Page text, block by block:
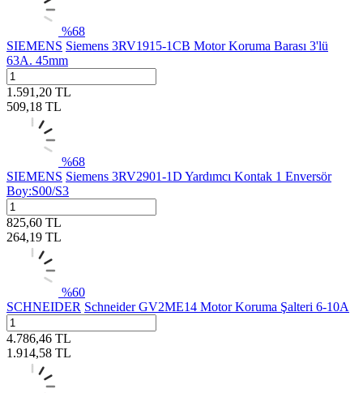
%68
SIEMENS Siemens 3RV1915-1CB Motor Koruma Barası 3'lü
63A. 45mm
1.591,20 TL
509,18 TL
%68
SIEMENS Siemens 3RV2901-1D Yardımcı Kontak 1 Enversör
Boy:S00/S3
825,60 TL
264,19 TL
%60
SCHNEIDER Schneider GV2ME14 Motor Koruma Şalteri 6-10A
4.786,46 TL
1.914,58 TL